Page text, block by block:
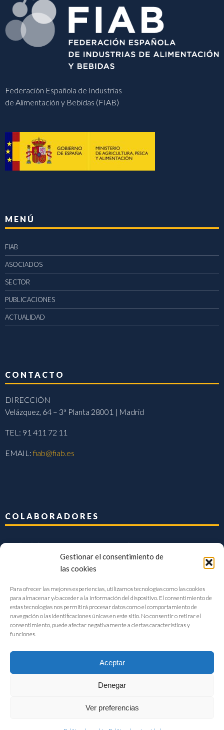
Gestionar el consentimiento de
las cookies
Para ofrecer las mejores experiencias, utilizamos tecnologías como las cookies
para almacenar y/o acceder a la información del dispositivo. El consentimiento de
estas tecnologías nos permitirá procesar datos como el comportamiento de
navegación o las identificaciones únicas en este sitio. No consentir o retirar el
consentimiento, puede afectar negativamente a ciertas características y
funciones.
Aceptar
Denegar
Ver preferencias
Federación Española de Industrias
de Alimentación y Bebidas (FIAB)
MENÚ
FIAB
ASOCIADOS
SECTOR
PUBLICACIONES
ACTUALIDAD
CONTACTO
DIRECCIÓN
Velázquez, 64 – 3ª Planta 28001 | Madrid
TEL: 91 411 72 11
EMAIL:fiab@fiab.es
COLABORADORES
FIAB Federación Española de Industrias de la Alimentación y Bebidas